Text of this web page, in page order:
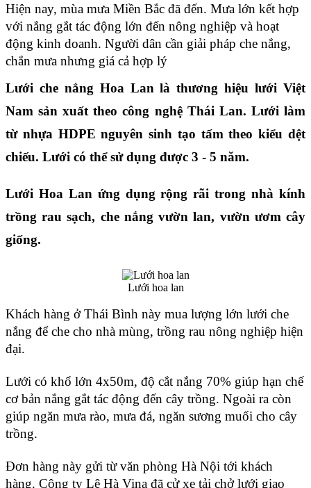
Hiện nay, mùa mưa Miền Bắc đã đến. Mưa lớn kết hợp
với nắng gắt tác động lớn đến nông nghiệp và hoạt
động kinh doanh. Người dân cần giải pháp che nắng,
chắn mưa nhưng giá cả hợp lý
Lưới che nắng Hoa Lan là thương hiệu lưới Việt
Nam sản xuất theo công nghệ Thái Lan. Lưới làm
từ nhựa HDPE nguyên sinh tạo tấm theo kiểu dệt
chiếu. Lưới có thể sử dụng được 3 - 5 năm.
Lưới Hoa Lan ứng dụng rộng rãi trong nhà kính
trồng rau sạch, che nắng vườn lan, vườn ươm cây
giống.
Lưới hoa lan
Khách hàng ở Thái Bình này mua lượng lớn lưới che
nắng để che cho nhà mùng, trồng rau nông nghiệp hiện
đại.
Lưới có khổ lớn 4x50m, độ cắt nắng 70% giúp hạn chế
cơ bản nắng gắt tác động đến cây trồng. Ngoài ra còn
giúp ngăn mưa rào, mưa đá, ngăn sương muối cho cây
trồng.
Đơn hàng này gửi từ văn phòng Hà Nội tới khách
hàng. Công ty Lê Hà Vina đã cử xe tải chở lưới giao